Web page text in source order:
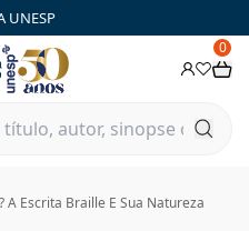
UNESP
0
A Escrita Braille E Sua Natureza